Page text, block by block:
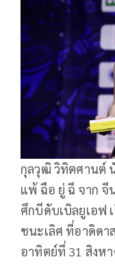
กุลวุฒิ วิทิตศานต์
แพ้ ฉือ ยู่ ฉี จาก จี
ศึกบีดับเบิลยูเอฟ
ชนะเลิศ ที่อาดิดา
อาทิตย์ที่ 31 สิงห